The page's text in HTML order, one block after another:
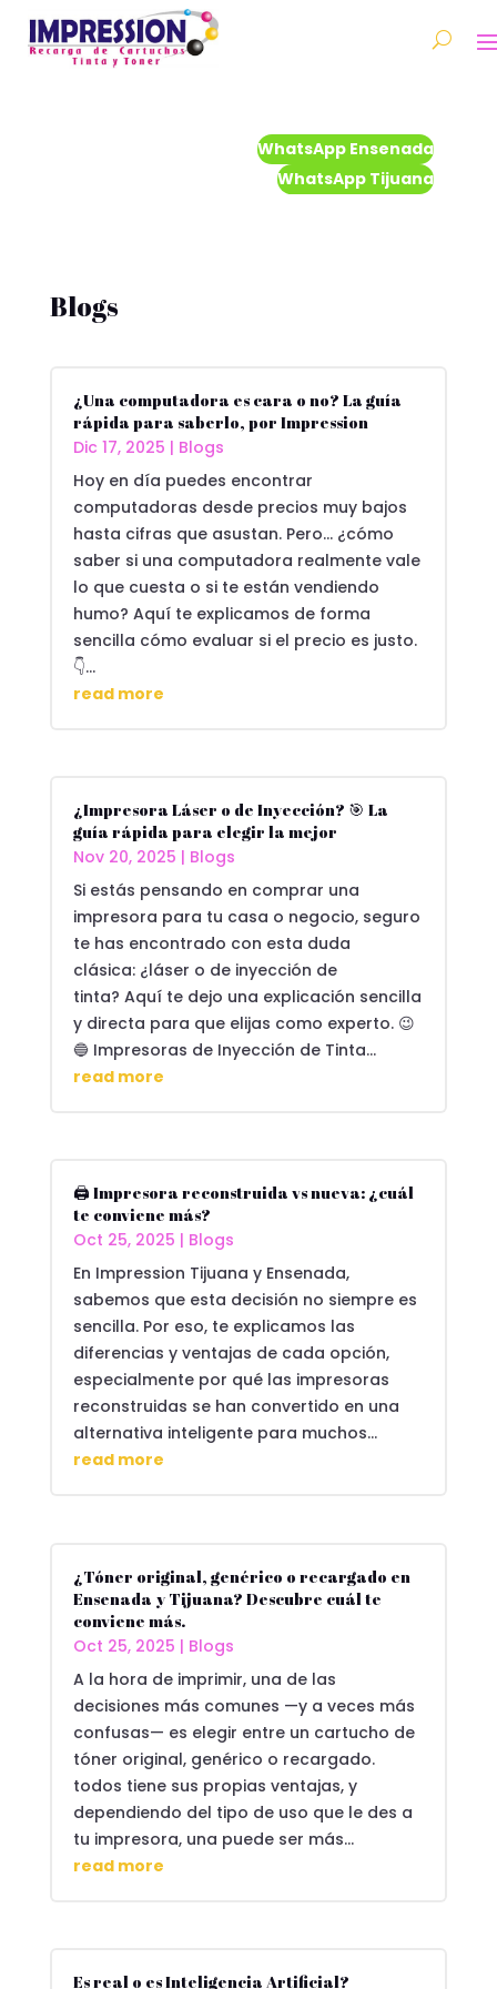
WhatsApp Ensenada
WhatsApp Tijuana
Blogs
¿Una computadora es cara o no? La guía
rápida para saberlo, por Impression
Dic 17, 2025 | Blogs
Hoy en día puedes encontrar
computadoras desde precios muy bajos
hasta cifras que asustan. Pero… ¿cómo
saber si una computadora realmente vale
lo que cuesta o si te están vendiendo
humo? Aquí te explicamos de forma
sencilla cómo evaluar si el precio es justo.
👇...
read more
¿Impresora Láser o de Inyección? 🎯 La
guía rápida para elegir la mejor
Nov 20, 2025 | Blogs
Si estás pensando en comprar una
impresora para tu casa o negocio, seguro
te has encontrado con esta duda
clásica: ¿láser o de inyección de
tinta? Aquí te dejo una explicación sencilla
y directa para que elijas como experto. 😉
🔵 Impresoras de Inyección de Tinta...
read more
🖨️ Impresora reconstruida vs nueva: ¿cuál
te conviene más?
Oct 25, 2025 | Blogs
En Impression Tijuana y Ensenada,
sabemos que esta decisión no siempre es
sencilla. Por eso, te explicamos las
diferencias y ventajas de cada opción,
especialmente por qué las impresoras
reconstruidas se han convertido en una
alternativa inteligente para muchos...
read more
¿Tóner original, genérico o recargado en
Ensenada y Tijuana? Descubre cuál te
conviene más.
Oct 25, 2025 | Blogs
A la hora de imprimir, una de las
decisiones más comunes —y a veces más
confusas— es elegir entre un cartucho de
tóner original, genérico o recargado.
todos tiene sus propias ventajas, y
dependiendo del tipo de uso que le des a
tu impresora, una puede ser más...
read more
Es real o es Inteligencia Artificial?